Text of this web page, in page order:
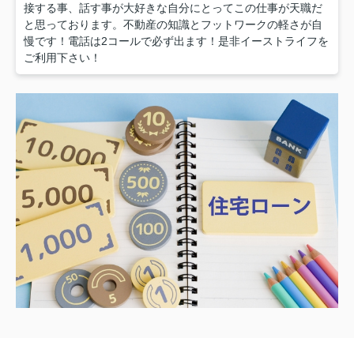
接する事、話す事が大好きな自分にとってこの仕事が天職だ
と思っております。不動産の知識とフットワークの軽さが自
慢です！電話は2コールで必ず出ます！是非イーストライフを
ご利用下さい！